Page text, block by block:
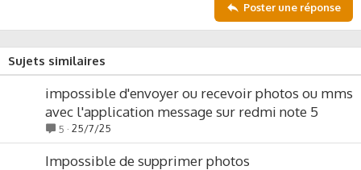
Poster une réponse
Sujets similaires
impossible d'envoyer ou recevoir photos ou mms
avec l'application message sur redmi note 5
5 25/7/25
Impossible de supprimer photos